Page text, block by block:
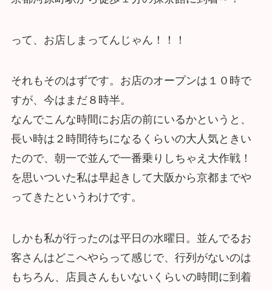
って、お店しまってんじゃん！！！
それもそのはずです。お店のオープンは１０時で
すが、今はまだ８時半。
なんでこんな時間にお店の前にいるかというと、
長い時は２時間待ちになるくらいの大人気ときい
たので、朝一で並んで一番乗りしちゃえ大作戦！
を思いついた私は早起きして大阪から京都までや
ってきたというわけです。
しかも私が行ったのは平日の水曜日。並んでるお
客さんはどこへやらって感じで、行列がないのは
もちろん、店員さんもいないくらいの時間に到着